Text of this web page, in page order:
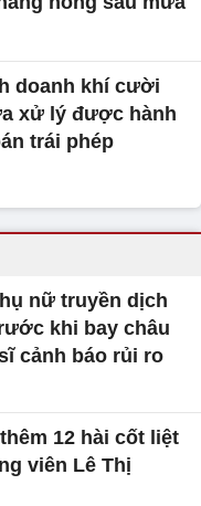
doanh khí cười
xử lý được hành
trái phép
nữ truyền dịch
khi bay châu
cảnh báo rủi ro
12 hài cốt liệt
viên Lê Thị